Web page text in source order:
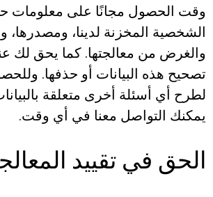
وقت الحصول مجانًا على معلومات
الشخصية المخزنة لدينا، ومصدرها،
والغرض من معالجتها. كما يحق لك
تصحيح هذه البيانات أو حذفها.
لطرح أي أسئلة أخرى متعلقة
يمكنك التواصل معنا في أي وقت.
الحق في تقييد